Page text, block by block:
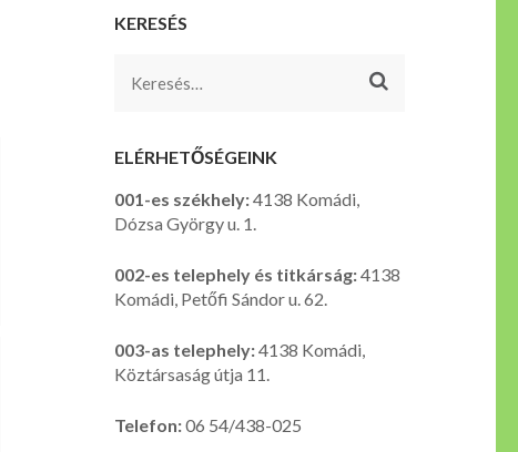
KERESÉS
Keresés:
ELÉRHETŐSÉGEINK
001-es székhely:4138 Komádi,
Dózsa György u. 1.
002-es telephely és titkárság:4138
Komádi, Petőfi Sándor u. 62.
003-as telephely:4138 Komádi,
Köztársaság útja 11.
Telefon:06 54/438-025